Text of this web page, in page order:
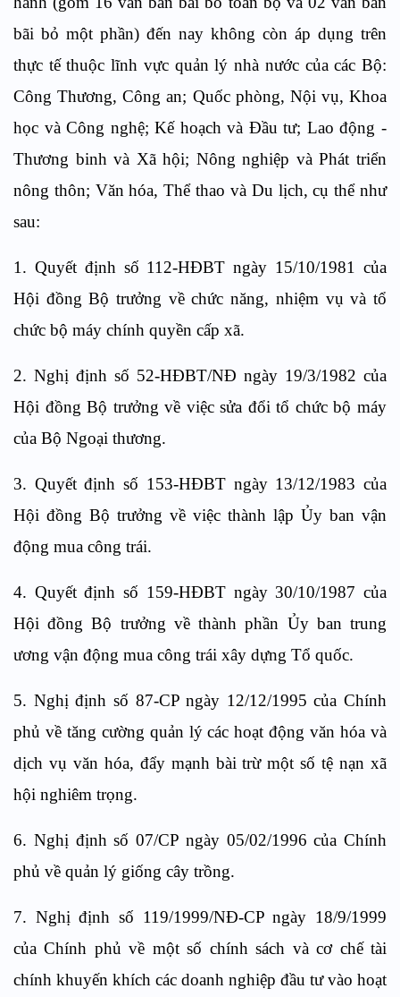
bãi bỏ một phần) đến nay không còn áp dụng trên
thực tế thuộc lĩnh vực quản lý nhà nước của các Bộ:
Công Thương, Công an; Quốc phòng, Nội vụ, Khoa
học và Công nghệ; Kế hoạch và Đầu tư; Lao động -
Thương binh và Xã hội; Nông nghiệp và Phát triển
nông thôn; Văn hóa, Thể thao và Du lịch, cụ thể như
sau:
1. Quyết định số 112-HĐBT ngày 15/10/1981 của
Hội đồng Bộ trưởng về chức năng, nhiệm vụ và tổ
chức bộ máy chính quyền cấp xã.
2. Nghị định số 52-HĐBT/NĐ ngày 19/3/1982 của
Hội đồng Bộ trưởng về việc sửa đổi tổ chức bộ máy
của Bộ Ngoại thương.
3. Quyết định số 153-HĐBT ngày 13/12/1983 của
Hội đồng Bộ trưởng về việc thành lập Ủy ban vận
động mua công trái.
4. Quyết định số 159-HĐBT ngày 30/10/1987 của
Hội đồng Bộ trưởng về thành phần Ủy ban trung
ương vận động mua công trái xây dựng Tổ quốc.
5. Nghị định số 87-CP ngày 12/12/1995 của Chính
phủ về tăng cường quản lý các hoạt động văn hóa và
dịch vụ văn hóa, đẩy mạnh bài trừ một số tệ nạn xã
hội nghiêm trọng.
6. Nghị định số 07/CP ngày 05/02/1996 của Chính
phủ về quản lý giống cây trồng.
7. Nghị định số 119/1999/NĐ-CP ngày 18/9/1999
của Chính phủ về một số chính sách và cơ chế tài
chính khuyến khích các doanh nghiệp đầu tư vào hoạt